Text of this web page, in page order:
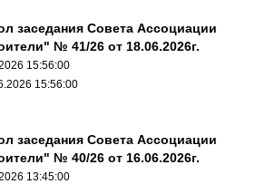
заседания Совета Ассоциации
№ 41/26 от 18.06.2026г.
15:56:00
15:56:00
заседания Совета Ассоциации
№ 40/26 от 16.06.2026г.
13:45:00